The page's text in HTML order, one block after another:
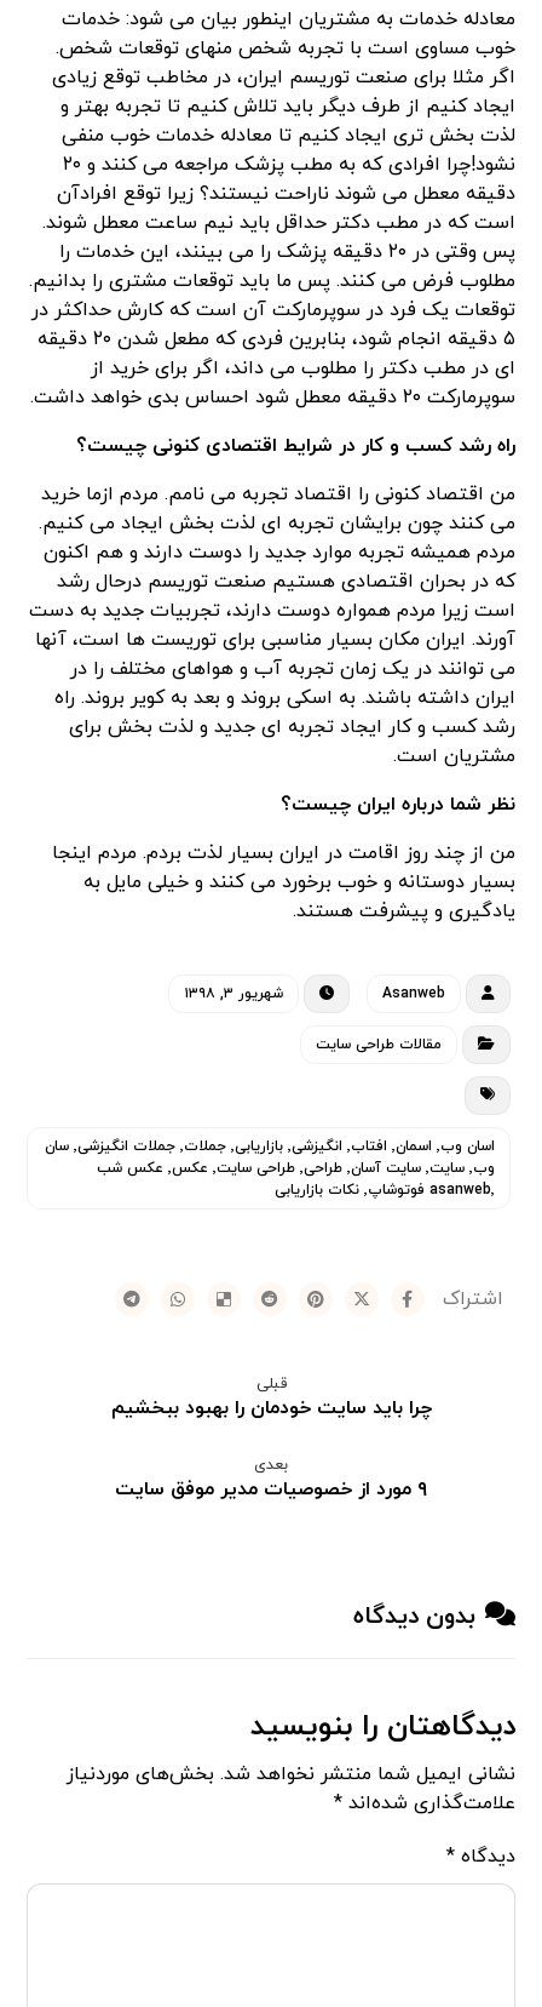
معادله خدمات به مشتریان اینطور بیان می شود: خدمات
خوب مساوی است با تجربه شخص منهای توقعات شخص.
اگر مثلا برای صنعت توریسم ایران، در مخاطب توقع زیادی
ایجاد کنیم از طرف دیگر باید تلاش کنیم تا تجربه بهتر و
لذت بخش تری ایجاد کنیم تا معادله خدمات خوب منفی
نشود!چرا افرادی که به مطب پزشک مراجعه می کنند و ۲۰
دقیقه معطل می شوند ناراحت نیستند؟ زیرا توقع افرادآن
است که در مطب دکتر حداقل باید نیم ساعت معطل شوند.
پس وقتی در ۲۰ دقیقه پزشک را می بینند، این خدمات را
مطلوب فرض می کنند. پس ما باید توقعات مشتری را بدانیم.
توقعات یک فرد در سوپرمارکت آن است که کارش حداکثر در
۵ دقیقه انجام شود، بنابرین فردی که مطعل شدن ۲۰ دقیقه
ای در مطب دکتر را مطلوب می داند، اگر برای خرید از
سوپرمارکت ۲۰ دقیقه معطل شود احساس بدی خواهد داشت.
راه رشد کسب و کار در شرایط اقتصادی کنونی چیست؟
من اقتصاد کنونی را اقتصاد تجربه می نامم. مردم ازما خرید
می کنند چون برایشان تجربه ای لذت بخش ایجاد می کنیم.
مردم همیشه تجربه موارد جدید را دوست دارند و هم اکنون
که در بحران اقتصادی هستیم صنعت توریسم درحال رشد
است زیرا مردم همواره دوست دارند، تجربیات جدید به دست
آورند. ایران مکان بسیار مناسبی برای توریست ها است، آنها
می توانند در یک زمان تجربه آب و هواهای مختلف را در
ایران داشته باشند. به اسکی بروند و بعد به کویر بروند. راه
رشد کسب و کار ایجاد تجربه ای جدید و لذت بخش برای
مشتریان است.
نظر شما درباره ایران چیست؟
من از چند روز اقامت در ایران بسیار لذت بردم. مردم اینجا
بسیار دوستانه و خوب برخورد می کنند و خیلی مایل به
یادگیری و پیشرفت هستند.
Asanweb شهریور ۳, ۱۳۹۸
مقالات طراحی سایت
اسان وب٬ اسمان٬ افتاب٬ انگیزشی٬ بازاریابی٬ جملات٬ جملات انگیزشی٬ سان
وب٬ سایت٬ سایت آسان٬ طراحی٬ طراحی سایت٬ عکس٬ عکس شب
asanweb٬ فوتوشاپ٬ نکات بازاریابی
قبلی
چرا باید سایت خودمان را بهبود ببخشیم
بعدی
۹ مورد از خصوصیات مدیر موفق سایت
بدون دیدگاه
دیدگاهتان را بنویسید
نشانی ایمیل شما منتشر نخواهد شد. بخش‌های موردنیاز
علامت‌گذاری شده‌اند*
دیدگاه*